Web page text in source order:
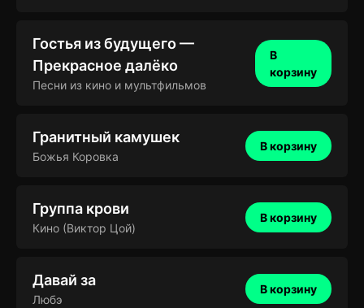
Гостья из будущего —
Прекрасное далёко
Песни из кино и мультфильмов
В
корзину
Гранитный камушек
Божья Коровка
В корзину
Группа крови
Кино (Виктор Цой)
В корзину
Давай за
Любэ
В корзину